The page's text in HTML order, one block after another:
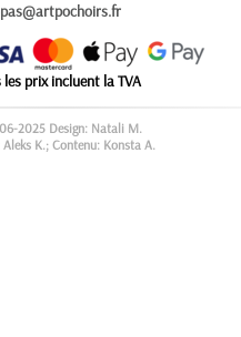
les prix incluent la TVA
2025 Design: Natali M.
Aleks K.; Contenu: Konsta A.